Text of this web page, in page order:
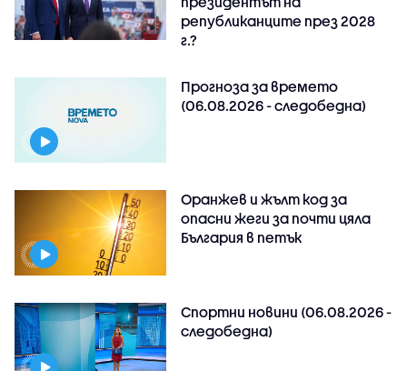
републиканците през 2028
г.?
Прогноза за времето
(06.08.2026 - следобедна)
Оранжев и жълт код за
опасни жеги за почти цяла
България в петък
Спортни новини (06.08.2026 -
следобедна)